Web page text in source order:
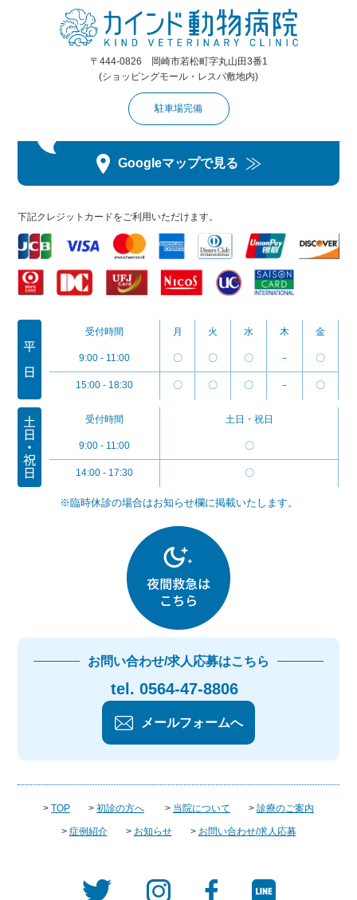
〒444-0826 岡崎市若松町字丸山田3番1
(ショッピングモール・レスパ敷地内)
駐車場完備
Googleマップで見る
下記クレジットカードをご利用いただけます。
受付時間 月 火 水 木 金
9:00 - 11:00 〇 〇 〇 － 〇
15:00 - 18:30 〇 〇 〇 － 〇
受付時間 土日・祝日
9:00 - 11:00 〇
14:00 - 17:30 〇
※臨時休診の場合はお知らせ欄に掲載いたします。
お問い合わせ/求人応募はこちら
tel. 0564-47-8806
メールフォームへ
> TOP > 初診の方へ > 当院について > 診療のご案内
> 症例紹介 > お知らせ > お問い合わせ/求人応募